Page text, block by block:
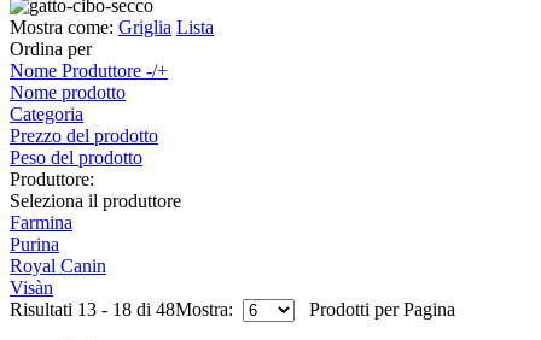
Mostra come: Griglia Lista
Ordina per
Nome Produttore -/+
Nome prodotto
Categoria
Prezzo del prodotto
Peso del prodotto
Produttore:
Seleziona il produttore
Farmina
Purina
Royal Canin
Visàn
Risultati 13 - 18 di 48Mostra: Prodotti per Pagina